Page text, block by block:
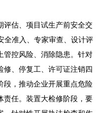
评估、项目试生产前安全交
全准入、专家审查、设计评
管控风险、消除隐患。针对
修、停复工、许可证注销四
段，推动企业开展重点危险
责任。装置大检修阶段，要